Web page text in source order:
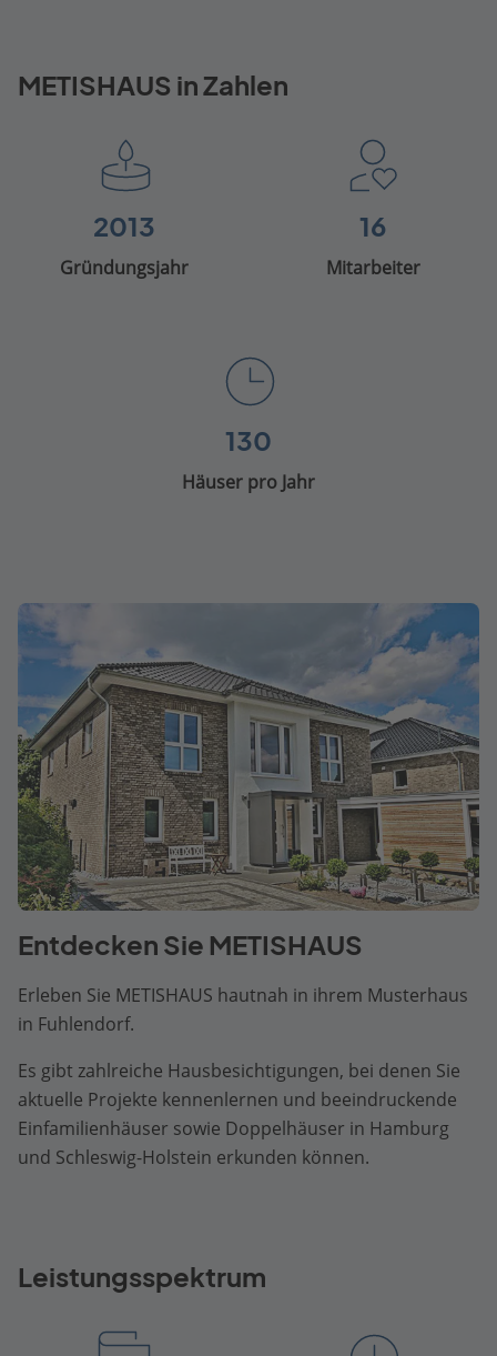
METISHAUS in Zahlen
2013
Gründungsjahr
16
Mitarbeiter
130
Häuser pro Jahr
Entdecken Sie METISHAUS
Erleben Sie METISHAUS hautnah in ihrem Musterhaus
in Fuhlendorf.
Es gibt zahlreiche Hausbesichtigungen, bei denen Sie
aktuelle Projekte kennenlernen und beeindruckende
Einfamilienhäuser sowie Doppelhäuser in Hamburg
und Schleswig-Holstein erkunden können.
Leistungsspektrum